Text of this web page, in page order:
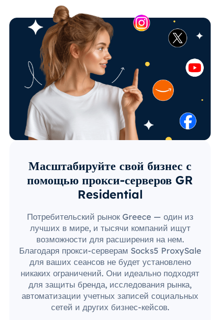
Масштабируйте свой бизнес с
помощью прокси-серверов GR
Residential
Потребительский рынок Greece — один из
лучших в мире, и тысячи компаний ищут
возможности для расширения на нем.
Благодаря прокси-серверам Socks5 ProxySale
для ваших сеансов не будет установлено
никаких ограничений. Они идеально подходят
для защиты бренда, исследования рынка,
автоматизации учетных записей социальных
сетей и других бизнес-кейсов.